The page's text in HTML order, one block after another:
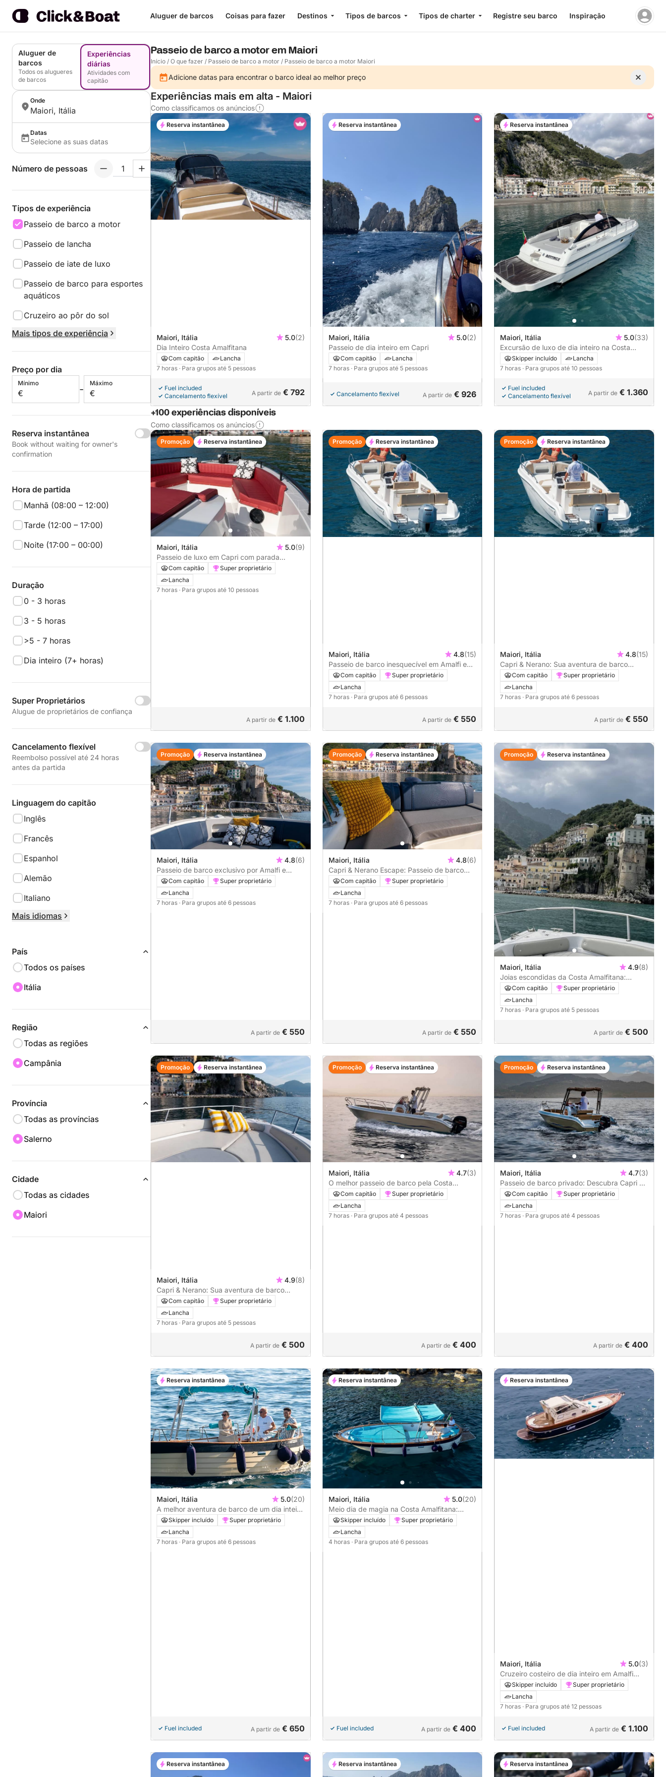
Aluguer de barcos Coisas para fazer Destinos Tipos de barcos Tipos de charter Registre seu barco Inspiração
Aluguer de
barcos
Todos os alugueres
de barcos
Experiências
diárias
Atividades com
capitão
Onde
Maiori, Itália
Datas
Selecione as suas datas
Número de pessoas
Tipos de experiência
Passeio de barco a motor
Passeio de lancha
Passeio de iate de luxo
Passeio de barco para esportes
aquáticos
Cruzeiro ao pôr do sol
Mais tipos de experiência
Preço por dia
Mínimo
€ -
Máximo
€
Reserva instantânea
Book without waiting for owner's
confirmation
Hora de partida
Manhã (08:00 – 12:00)
Tarde (12:00 – 17:00)
Noite (17:00 – 00:00)
Duração
0 - 3 horas
3 - 5 horas
>5 - 7 horas
Dia inteiro (7+ horas)
Super Proprietários
Alugue de proprietários de confiança
Cancelamento flexível
Reembolso possível até 24 horas
antes da partida
Linguagem do capitão
Inglês
Francês
Espanhol
Alemão
Italiano
Mais idiomas
País
Todos os países
Itália
Região
Todas as regiões
Campânia
Província
Todas as províncias
Salerno
Cidade
Todas as cidades
Maiori
Passeio de barco a motor em Maiori
Início / O que fazer / Passeio de barco a motor / Passeio de barco a motor Maiori
Adicione datas para encontrar o barco ideal ao melhor preço
Experiências mais em alta - Maiori
Como classificamos os anúncios
Maiori, Itália 5.0(2)
Dia Inteiro Costa Amalfitana
Com capitão
Lancha
7 horas · Para grupos até 5 pessoas
Fuel included
Cancelamento flexível
A partir de € 792
Reserva instantânea
Maiori, Itália 5.0(2)
Passeio de dia inteiro em Capri
Com capitão
Lancha
7 horas · Para grupos até 5 pessoas
Cancelamento flexível A partir de € 926
Reserva instantânea
Maiori, Itália 5.0(33)
Excursão de luxo de dia inteiro na Costa
Amalfitana
Skipper incluído
Lancha
7 horas · Para grupos até 10 pessoas
Fuel included
Cancelamento flexível
A partir de € 1.360
Reserva instantânea
+100 experiências disponíveis
Como classificamos os anúncios
Maiori, Itália 5.0(9)
Passeio de luxo em Capri com parada
opcional em Nerano
Com capitão
Super proprietário
Lancha
7 horas · Para grupos até 10 pessoas
A partir de € 1.100
Promoção Reserva instantânea
Maiori, Itália 4.8(15)
Passeio de barco inesquecível em Amalfi e
Positano
Com capitão
Super proprietário
Lancha
7 horas · Para grupos até 6 pessoas
A partir de € 550
Promoção Reserva instantânea
Maiori, Itália 4.8(15)
Capri & Nerano: Sua aventura de barco
personalizada
Com capitão
Super proprietário
Lancha
7 horas · Para grupos até 6 pessoas
A partir de € 550
Promoção Reserva instantânea
Maiori, Itália 4.8(6)
Passeio de barco exclusivo por Amalfi e
Positano
Com capitão
Super proprietário
Lancha
7 horas · Para grupos até 6 pessoas
A partir de € 550
Promoção Reserva instantânea
Maiori, Itália 4.8(6)
Capri & Nerano Escape: Passeio de barco
privado
Com capitão
Super proprietário
Lancha
7 horas · Para grupos até 6 pessoas
A partir de € 550
Promoção Reserva instantânea
Maiori, Itália 4.9(8)
Joias escondidas da Costa Amalfitana:
Passeio de barco privado
Com capitão
Super proprietário
Lancha
7 horas · Para grupos até 5 pessoas
A partir de € 500
Promoção Reserva instantânea
Maiori, Itália 4.9(8)
Capri & Nerano: Sua aventura de barco
personalizada
Com capitão
Super proprietário
Lancha
7 horas · Para grupos até 5 pessoas
A partir de € 500
Promoção Reserva instantânea
Maiori, Itália 4.7(3)
O melhor passeio de barco pela Costa
Amalfitana: Amalfi e Positano
Com capitão
Super proprietário
Lancha
7 horas · Para grupos até 4 pessoas
A partir de € 400
Promoção Reserva instantânea
Maiori, Itália 4.7(3)
Passeio de barco privado: Descubra Capri e
Nerano
Com capitão
Super proprietário
Lancha
7 horas · Para grupos até 4 pessoas
A partir de € 400
Promoção Reserva instantânea
Maiori, Itália 5.0(20)
A melhor aventura de barco de um dia inteiro
na Costa Amalfitana
Skipper incluído
Super proprietário
Lancha
7 horas · Para grupos até 6 pessoas
Fuel included A partir de € 650
Reserva instantânea
Maiori, Itália 5.0(20)
Meio dia de magia na Costa Amalfitana:
navegue de Maiori a Positano
Skipper incluído
Super proprietário
Lancha
4 horas · Para grupos até 6 pessoas
Fuel included A partir de € 400
Reserva instantânea
Maiori, Itália 5.0(3)
Cruzeiro costeiro de dia inteiro em Amalfi
saindo de Maiori
Skipper incluído
Super proprietário
Lancha
7 horas · Para grupos até 12 pessoas
Fuel included A partir de € 1.100
Reserva instantânea
Reserva instantânea Reserva instantânea Reserva instantânea